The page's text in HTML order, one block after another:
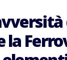
la